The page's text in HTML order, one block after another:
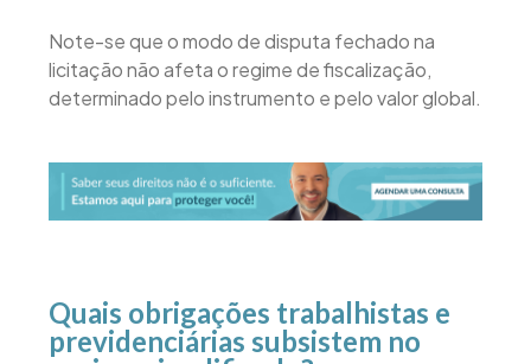
Note-se que o modo de disputa fechado na
licitação não afeta o regime de fiscalização,
determinado pelo instrumento e pelo valor global.
Quais obrigações trabalhistas e
previdenciárias subsistem no